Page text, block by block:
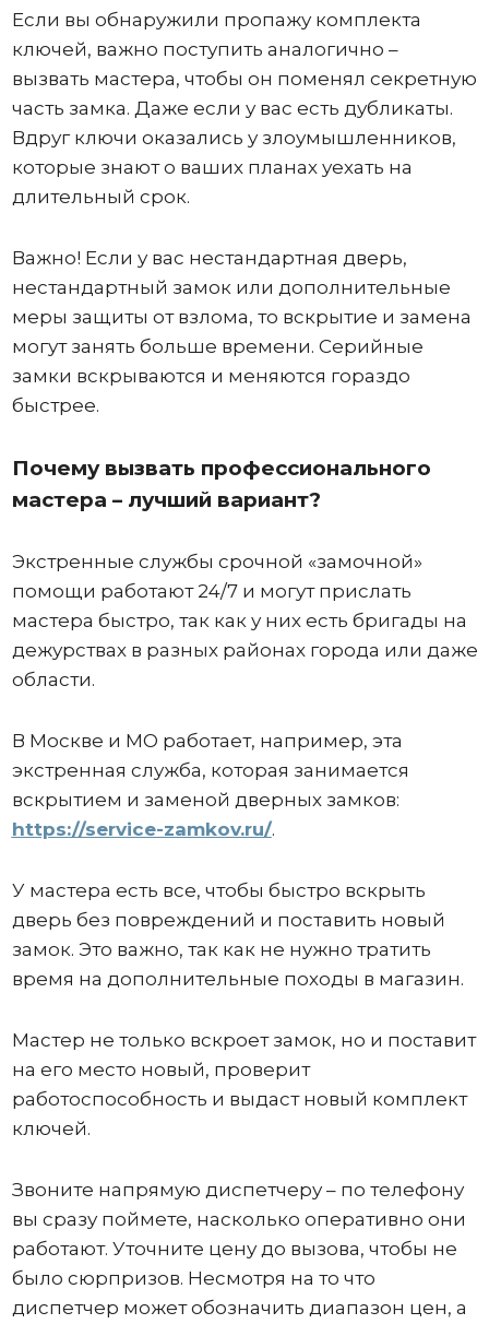
Если вы обнаружили пропажу комплекта
ключей, важно поступить аналогично –
вызвать мастера, чтобы он поменял секретную
часть замка. Даже если у вас есть дубликаты.
Вдруг ключи оказались у злоумышленников,
которые знают о ваших планах уехать на
длительный срок.
Важно! Если у вас нестандартная дверь,
нестандартный замок или дополнительные
меры защиты от взлома, то вскрытие и замена
могут занять больше времени. Серийные
замки вскрываются и меняются гораздо
быстрее.
Почему вызвать профессионального
мастера – лучший вариант?
Экстренные службы срочной «замочной»
помощи работают 24/7 и могут прислать
мастера быстро, так как у них есть бригады на
дежурствах в разных районах города или даже
области.
В Москве и МО работает, например, эта
экстренная служба, которая занимается
вскрытием и заменой дверных замков:
https://service-zamkov.ru/.
У мастера есть все, чтобы быстро вскрыть
дверь без повреждений и поставить новый
замок. Это важно, так как не нужно тратить
время на дополнительные походы в магазин.
Мастер не только вскроет замок, но и поставит
на его место новый, проверит
работоспособность и выдаст новый комплект
ключей.
Звоните напрямую диспетчеру – по телефону
вы сразу поймете, насколько оперативно они
работают. Уточните цену до вызова, чтобы не
было сюрпризов. Несмотря на то что
диспетчер может обозначить диапазон цен, а